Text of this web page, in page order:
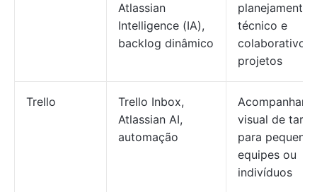
Atlassian
Intelligence (IA),
backlog dinâmico
planejamento
técnico e
colaborativo
projetos
Trello
Trello Inbox,
Atlassian AI,
automação
visual de
para pequenas
equipes ou
indivíduos